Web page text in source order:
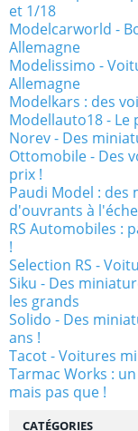
et 1/18
Modelcarworld -
Allemagne
Modelissimo -
Allemagne
Modelkars : des
Modellauto18 - Le
Norev - Des
Ottomobile - Des
prix !
Paudi Model : des
d'ouvrants à
RS Automobiles :
!
Selection RS -
Siku - Des
les grands
Solido - Des
ans !
Tacot - Voitures
Tarmac Works :
mais pas que !
CATÉGORIES